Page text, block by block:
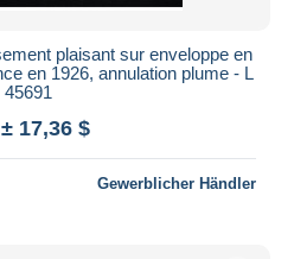
plaisant sur enveloppe en
en 1926, annulation plume - L
45691
± 17,36 $
Gewerblicher Händler